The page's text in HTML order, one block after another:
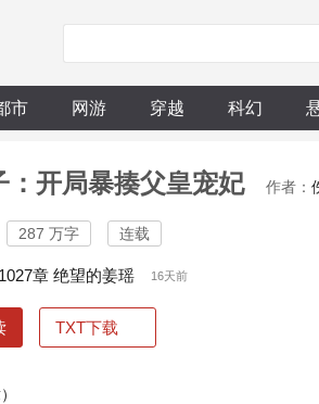
市 网游 穿越 科幻
：开局暴揍父皇宠妃 作者：
287 万字 连载
章 绝望的姜瑶 16天前
TXT下载